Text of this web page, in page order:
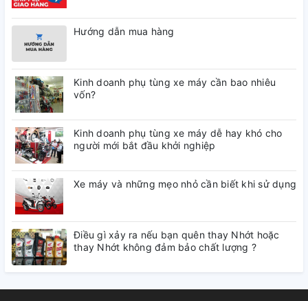
Hướng dẫn mua hàng
Kinh doanh phụ tùng xe máy cần bao nhiêu
vốn?
Kinh doanh phụ tùng xe máy dễ hay khó cho
người mới bắt đầu khởi nghiệp
Xe máy và những mẹo nhỏ cần biết khi sử dụng
Điều gì xảy ra nếu bạn quên thay Nhớt hoặc
thay Nhớt không đảm bảo chất lượng ?